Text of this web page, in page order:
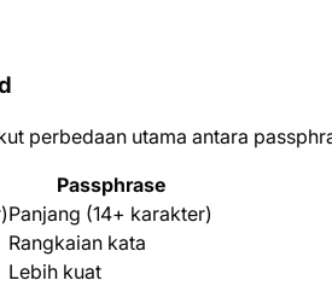
perbedaan utama antara
Passphrase
Panjang (14+ karakter)
Rangkaian kata
Lebih kuat